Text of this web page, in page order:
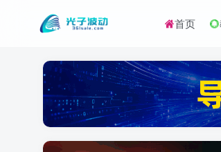
首页